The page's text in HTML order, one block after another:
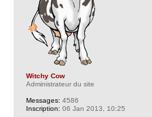
Witchy Cow
Administrateur du site
Messages: 4586
Inscription: 06 Jan 2013, 10:25